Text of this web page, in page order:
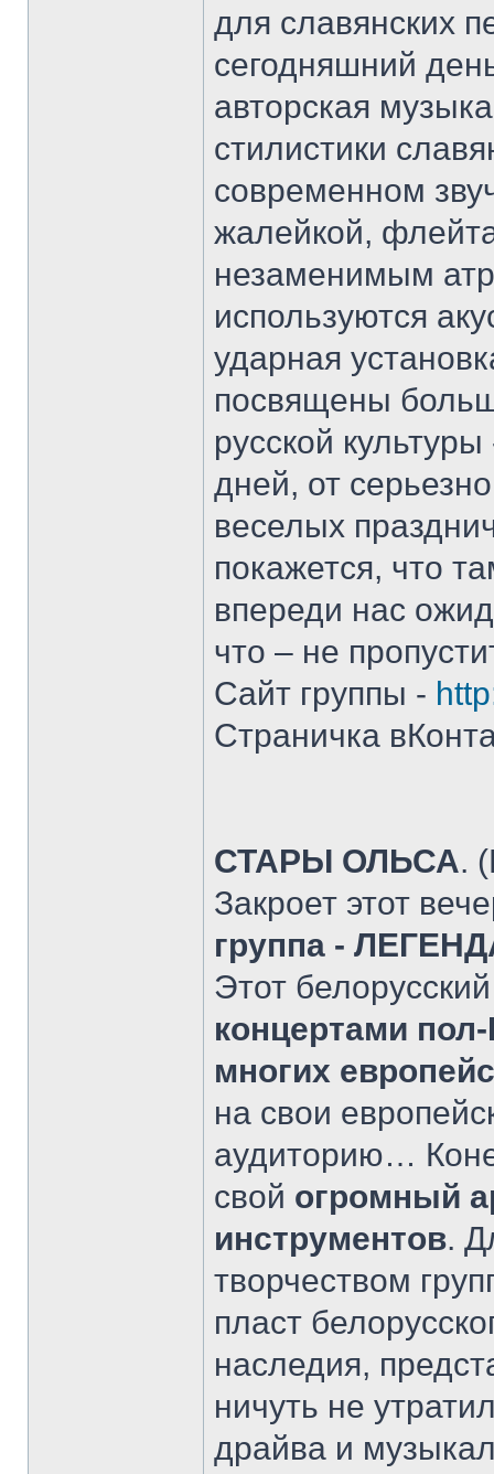
для славянских
сегодняшний
авторская
стилистики
современном
жалейкой,
незаменимым
используются
ударная
посвящены
русской
дней, от
веселых
покажется, что
впереди нас
что – не
Сайт группы -
Страничка
СТАРЫ ОЛЬСА.
Закроет этот
группа -
Этот
концертами
многих
на свои
аудиторию…
свой огромный
инструментов.
творчеством
пласт
наследия,
ничуть не
драйва и